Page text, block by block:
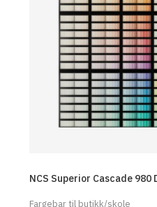
NCS Superior Cascade 980
Fargebar til butikk/skole